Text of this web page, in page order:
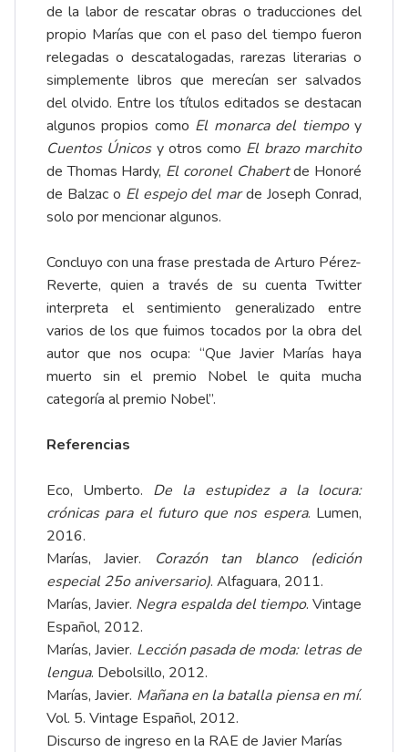
de la labor de rescatar obras o traducciones del
propio Marías que con el paso del tiempo fueron
relegadas o descatalogadas, rarezas literarias o
simplemente libros que merecían ser salvados
del olvido. Entre los títulos editados se destacan
algunos propios como El monarca del tiempoy
Cuentos Únicos y otros como El brazo marchito
de Thomas Hardy, El coronel Chabertde Honoré
de Balzac o El espejo del marde Joseph Conrad,
solo por mencionar algunos.
Concluyo con una frase prestada de Arturo Pérez-
Reverte, quien a través de su cuenta Twitter
interpreta el sentimiento generalizado entre
varios de los que fuimos tocados por la obra del
autor que nos ocupa: “Que Javier Marías haya
muerto sin el premio Nobel le quita mucha
categoría al premio Nobel”.
Referencias
Eco, Umberto. De la estupidez a la locura:
crónicas para el futuro que nos espera. Lumen,
2016.
Marías, Javier. Corazón tan blanco (edición
especial 25o aniversario). Alfaguara, 2011.
Marías, Javier. Negra espalda del tiempo. Vintage
Español, 2012.
Marías, Javier. Lección pasada de moda: letras de
lengua. Debolsillo, 2012.
Marías, Javier. Mañana en la batalla piensa en mí.
Vol. 5. Vintage Español, 2012.
Discurso de ingreso en la RAE de Javier Marías